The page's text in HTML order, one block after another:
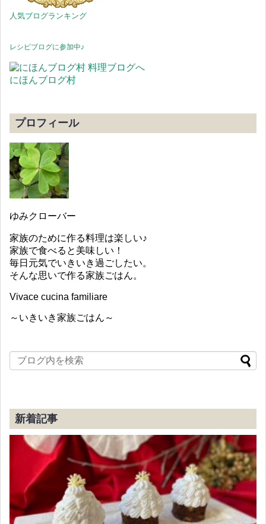
人気ブログランキング
レシピブログに参加中♪
にほんブログ村
プロフィール
ゆみクローバー
家族のために作る料理は楽しい♪
家族で食べると美味しい！
毎日元気でいきいき過ごしたい。
そんな思いで作る家族ごはん。
Vivace cucina familiare
～いきいき家族ごはん～
新着記事